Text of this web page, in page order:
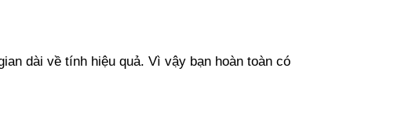
dài về tính hiệu quả. Vì vậy bạn hoàn toàn có